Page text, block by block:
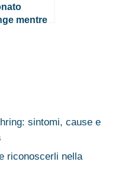
mentre
sintomi, cause e
riconoscerli nella